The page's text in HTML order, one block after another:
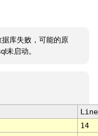
库失败，可能的原
未启动。
Line
14